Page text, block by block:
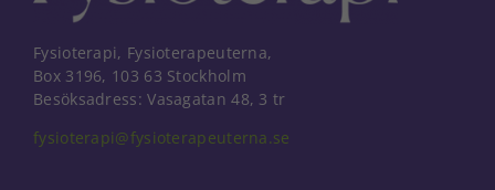
Fysioterapi, Fysioterapeuterna,
Box 3196, 103 63 Stockholm
Besöksadress: Vasagatan 48, 3 tr
fysioterapi@fysioterapeuterna.se